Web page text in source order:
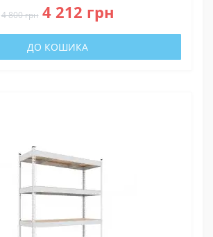
4 800 грн 4 212 грн
ДО КОШИКА